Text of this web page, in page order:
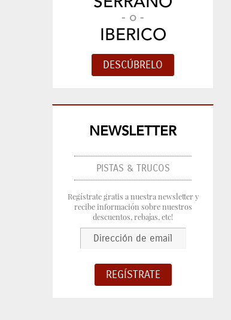
- o -
IBERICO
NEWSLETTER
PISTAS & TRUCOS
Regístrate gratis a nuestra newsletter y
recibe información sobre nuestros
descuentos, rebajas, etc!